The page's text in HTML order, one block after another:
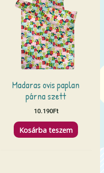
Madaras ovis paplan
párna szett
10.190Ft
Kosárba teszem